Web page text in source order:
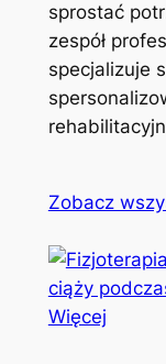
sprostać
zespół
specjalizuje
Zobacz
Więcej